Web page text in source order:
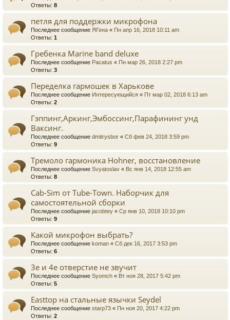
Ответы: 8
петля для поддержки микрофона
Последнее сообщение ЯГена « Пн апр 16, 2018 10:11 am
Ответы: 1
Гребенка Marine band deluxe
Последнее сообщение Pacatus « Пн мар 26, 2018 2:27 pm
Ответы: 3
Переделка гармошек в Харькове
Последнее сообщение Интересующийся « Пт мар 02, 2018 6:13 am
Ответы: 2
Гэппинг,Аркинг,Эмбоссинг,Парафининг унд
Ваксинг.
Последнее сообщение dmitrysbor « Сб фев 24, 2018 3:59 pm
Ответы: 9
Тремоло гармоника Hohner, восстановление
Последнее сообщение Svyatoslav « Вс янв 14, 2018 12:55 am
Ответы: 8
Cab-Sim от Tube-Town. Наборчик для
самостоятельной сборки
Последнее сообщение jacobtey « Ср янв 10, 2018 10:10 pm
Ответы: 9
Какой микрофон выбрать?
Последнее сообщение koman « Сб дек 16, 2017 3:53 pm
Ответы: 6
3е и 4е отверстие не звучит
Последнее сообщение Syomch « Вт ноя 28, 2017 5:42 pm
Ответы: 5
Easttop на стальные язычки Seydel
Последнее сообщение starp73 « Пн ноя 20, 2017 4:22 pm
Ответы: 2